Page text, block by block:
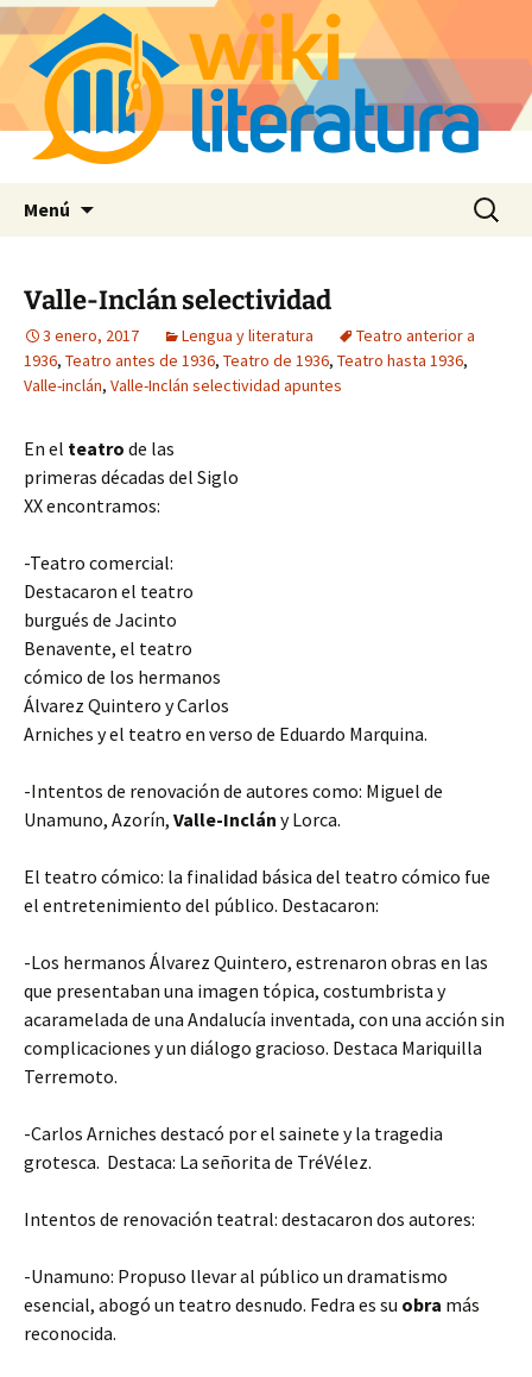
Menú Buscar:
Valle-Inclán selectividad
3 enero, 2017 Lengua y literatura
Teatro anterior a
1936, Teatro antes de 1936, Teatro de 1936, Teatro hasta 1936,
Valle-inclán, Valle-Inclán selectividad apuntes
En el teatro de las
primeras décadas del Siglo
XX encontramos:
-Teatro comercial:
Destacaron el teatro
burgués de Jacinto
Benavente, el teatro
cómico de los hermanos
Álvarez Quintero y Carlos
Arniches y el teatro en verso de Eduardo Marquina.
-Intentos de renovación de autores como: Miguel de
Unamuno, Azorín, Valle-Inclán y Lorca.
El teatro cómico: la finalidad básica del teatro cómico fue
el entretenimiento del público. Destacaron:
-Los hermanos Álvarez Quintero, estrenaron obras en las
que presentaban una imagen tópica, costumbrista y
acaramelada de una Andalucía inventada, con una acción sin
complicaciones y un diálogo gracioso. Destaca Mariquilla
Terremoto.
-Carlos Arniches destacó por el sainete y la tragedia
grotesca. Destaca: La señorita de TréVélez.
Intentos de renovación teatral: destacaron dos autores:
-Unamuno: Propuso llevar al público un dramatismo
esencial, abogó un teatro desnudo. Fedra es su obra más
reconocida.